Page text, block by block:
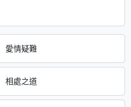
愛情疑難
相處之道